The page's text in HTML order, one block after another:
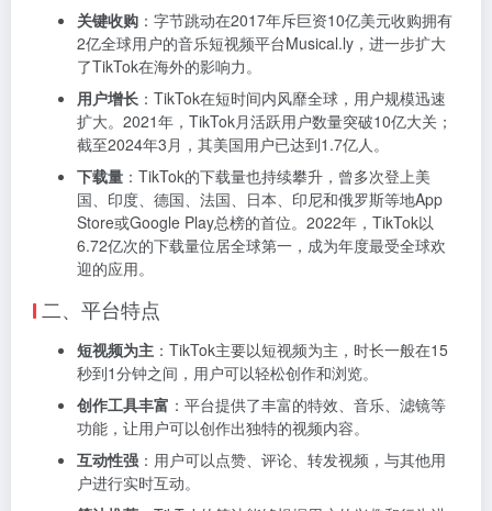
关键收购 ：字节跳动在2017年斥巨资10亿美元收购拥有
2亿全球用户的音乐短视频平台Musical.ly，进一步扩大
了TikTok在海外的影响力。
用户增长 ：TikTok在短时间内风靡全球，用户规模迅速
扩大。2021年，TikTok月活跃用户数量突破10亿大关；
截至2024年3月，其美国用户已达到1.7亿人。
下载量 ：TikTok的下载量也持续攀升，曾多次登上美
国、印度、德国、法国、日本、印尼和俄罗斯等地App
Store或Google Play总榜的首位。2022年，TikTok以
6.72亿次的下载量位居全球第一，成为年度最受全球欢
迎的应用。
二、平台特点
短视频为主 ：TikTok主要以短视频为主，时长一般在15
秒到1分钟之间，用户可以轻松创作和浏览。
创作工具丰富 ：平台提供了丰富的特效、音乐、滤镜等
功能，让用户可以创作出独特的视频内容。
互动性强 ：用户可以点赞、评论、转发视频，与其他用
户进行实时互动。